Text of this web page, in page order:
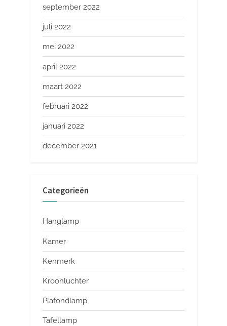
september 2022
juli 2022
mei 2022
april 2022
maart 2022
februari 2022
januari 2022
december 2021
Categorieën
Hanglamp
Kamer
Kenmerk
Kroonluchter
Plafondlamp
Tafellamp